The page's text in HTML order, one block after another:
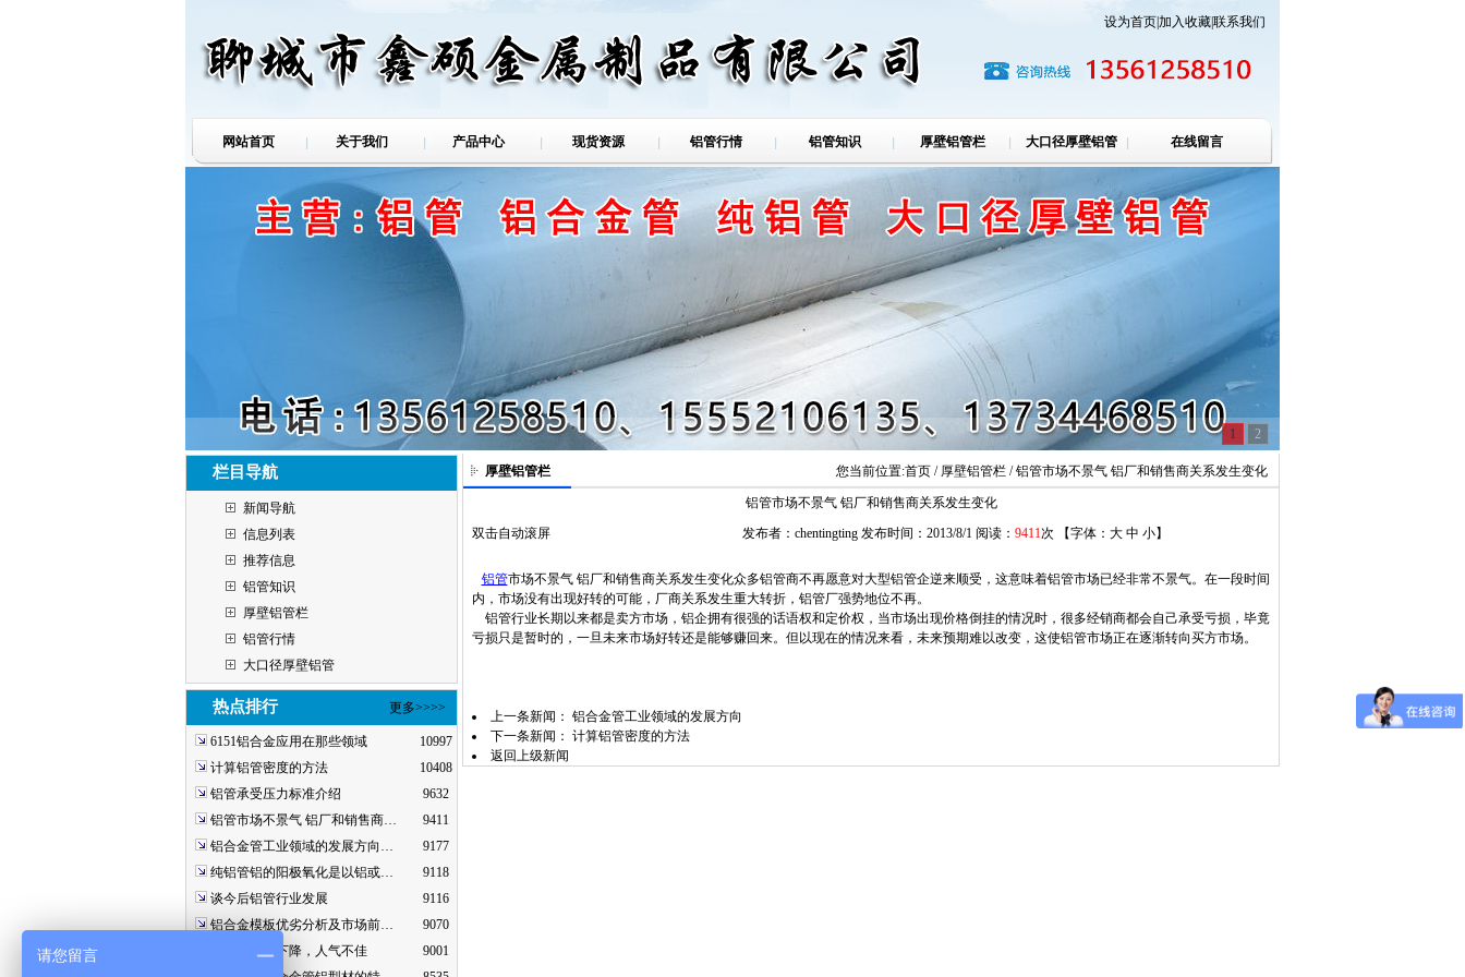
设为首页加入收藏联系我们
网站首页 关于我们 产品中心 现货资源 铝管行情 铝管知识 厚壁铝管栏 大口径厚壁铝管 在线留言
铝管 1 2
栏目导航
新闻导航
信息列表
推荐信息
铝管知识
厚壁铝管栏
铝管行情
大口径厚壁铝管
热点排行 更多>>>>
6151铝合金应用在那些领域
10997
计算铝管密度的方法
10408
铝管承受压力标准介绍
9632
铝管市场不景气 铝厂和销售商…
9411
铝合金管工业领域的发展方向…
9177
纯铝管铝的阳极氧化是以铝或…
9118
谈今后铝管行业发展
9116
铝合金模板优劣分析及市场前…
9070
预期铝走势下降，人气不佳
9001
厚壁铝管栏 您当前位置:首页 / 厚壁铝管栏 / 铝管市场不景气 铝厂和销售商关系发生变化
铝管市场不景气 铝厂和销售商关系发生变化
双击自动滚屏
发布者：chentingting 发布时间：2013/8/1 阅读： 9411次 【字体： 大 中 小】
铝管市场不景气 铝厂和销售商关系发生变化众多铝管商不再愿意对大型铝管企逆来顺受，这意味着铝管市场已经非常不景气。在一段时间
内，市场没有出现好转的可能，厂商关系发生重大转折，铝管厂强势地位不再。
铝管行业长期以来都是卖方市场，铝企拥有很强的话语权和定价权，当市场出现价格倒挂的情况时，很多经销商都会自己承受亏损，毕竟
亏损只是暂时的，一旦未来市场好转还是能够赚回来。但以现在的情况来看，未来预期难以改变，这使铝管市场正在逐渐转向买方市场。
上一条新闻： 铝合金管工业领域的发展方向
下一条新闻： 计算铝管密度的方法
返回上级新闻
请您留言